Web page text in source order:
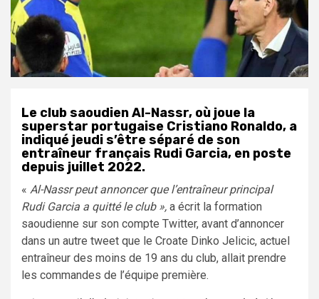
Le club saoudien Al-Nassr, où joue la
superstar portugaise Cristiano Ronaldo, a
indiqué jeudi s’être séparé de son
entraîneur français Rudi Garcia, en poste
depuis juillet 2022.
« Al-Nassr peut annoncer que l’entraîneur principal
Rudi Garcia a quitté le club », a écrit la formation
saoudienne sur son compte Twitter, avant d’annoncer
dans un autre tweet que le Croate Dinko Jelicic, actuel
entraîneur des moins de 19 ans du club, allait prendre
les commandes de l’équipe première.